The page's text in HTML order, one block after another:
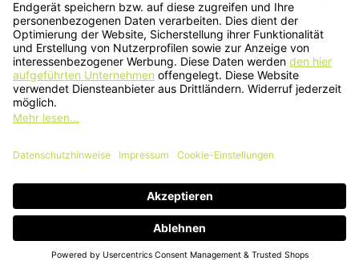
Lieferumfang
1x Bambu Lab X2D 3D Drucker
1x Druckplatte
1x Externer Abluftventilator
1x AMS 2 Pro (nur bei Combo Variante)
Technische Daten